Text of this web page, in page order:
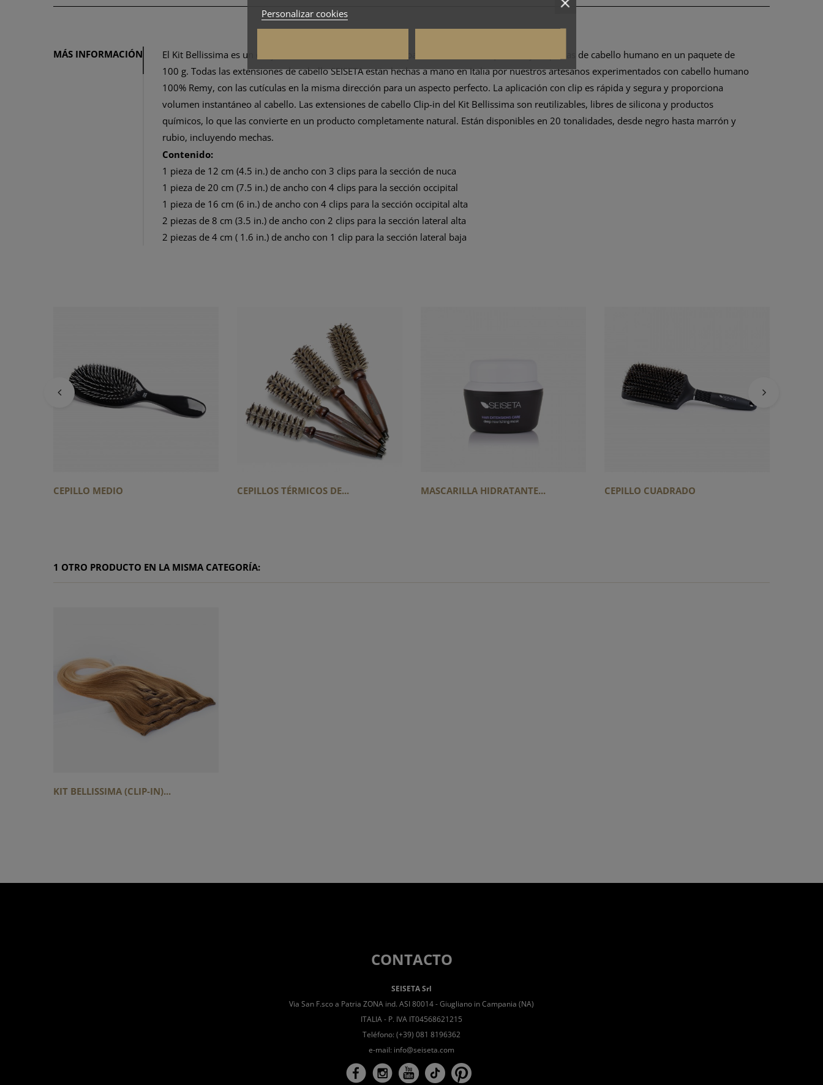
MÁS INFORMACIÓN
El Kit Bellissima es un conjunto de extensiones de cabello para toda la cabeza que incluye 7 piezas de cabello humano en un paquete de
100 g. Todas las extensiones de cabello SEISETA están hechas a mano en Italia por nuestros artesanos experimentados con cabello humano
100% Remy, con las cutículas en la misma dirección para un aspecto perfecto. La aplicación con clip es rápida y segura y proporciona
volumen instantáneo al cabello. Las extensiones de cabello Clip-in del Kit Bellissima son reutilizables, libres de silicona y productos
químicos, lo que las convierte en un producto completamente natural. Están disponibles en 20 tonalidades, desde negro hasta marrón y
rubio, incluyendo mechas.
Contenido:
1 pieza de 12 cm (4.5 in.) de ancho con 3 clips para la sección de nuca
1 pieza de 20 cm (7.5 in.) de ancho con 4 clips para la sección occipital
1 pieza de 16 cm (6 in.) de ancho con 4 clips para la sección occipital alta
2 piezas de 8 cm (3.5 in.) de ancho con 2 clips para la sección lateral alta
2 piezas de 4 cm ( 1.6 in.) de ancho con 1 clip para la sección lateral baja
CEPILLO MEDIO CEPILLOS TÉRMICOS DE... MASCARILLA HIDRATANTE... CEPILLO CUADRADO
1 OTRO PRODUCTO EN LA MISMA CATEGORÍA:
KIT BELLISSIMA (CLIP-IN)...
CONTACTO
SEISETA Srl
Via San F.sco a Patria ZONA ind. ASI 80014 - Giugliano in Campania (NA)
ITALIA - P. IVA IT04568621215
Teléfono: (+39) 081 8196362
e-mail: info@seiseta.com
Personalizar cookies